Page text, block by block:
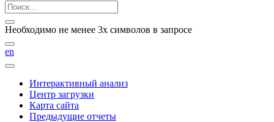
Необходимо не менее 3х символов в запросе
en
Интерактивный анализ
Центр загрузки
Карта сайта
Предыдущие отчеты